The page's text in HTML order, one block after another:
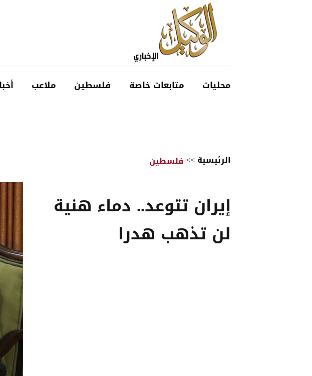
محليات متابعات خاصة فلسطين ملاعب
الرئيسية>>فلسطين
إيران تتوعد.. دماء هنية
لن تذهب هدرا